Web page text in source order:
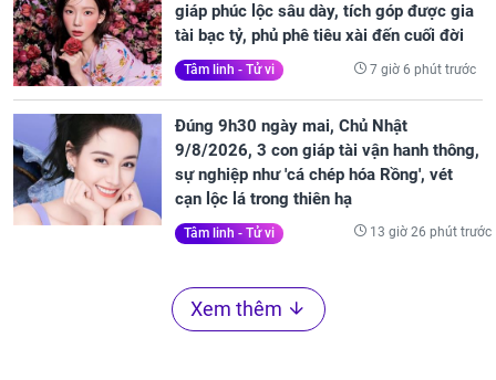
giáp phúc lộc sâu dày, tích góp được gia
tài bạc tỷ, phủ phê tiêu xài đến cuối đời
Tâm linh - Tử vi 7 giờ 6 phút trước
Đúng 9h30 ngày mai, Chủ Nhật
9/8/2026, 3 con giáp tài vận hanh thông,
sự nghiệp như 'cá chép hóa Rồng', vét
cạn lộc lá trong thiên hạ
Tâm linh - Tử vi 13 giờ 26 phút trước
Xem thêm